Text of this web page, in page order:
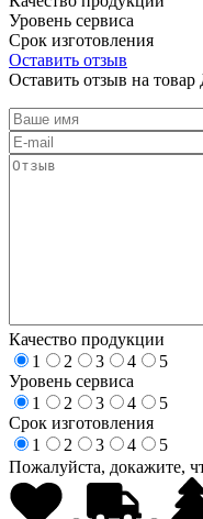
Уровень сервиса
Срок изготовления
Оставить отзыв
Оставить отзыв на
Качество продукции
1
2 3 4
5
Уровень сервиса
1
2 3 4
5
Срок изготовления
1
2 3 4
5
Пожалуйста, докажите,